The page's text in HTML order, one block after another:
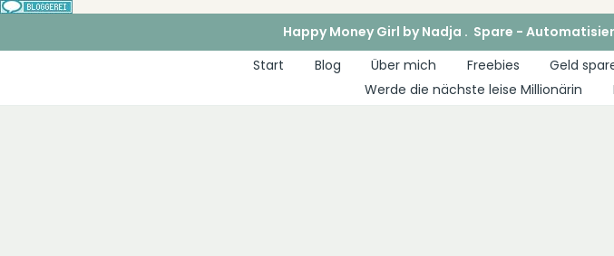
Inhalt
Happy Money Girl by Nadja . Spare -
Start
Blog Über mich Freebies Geld
Werde die nächste leise Millionärin